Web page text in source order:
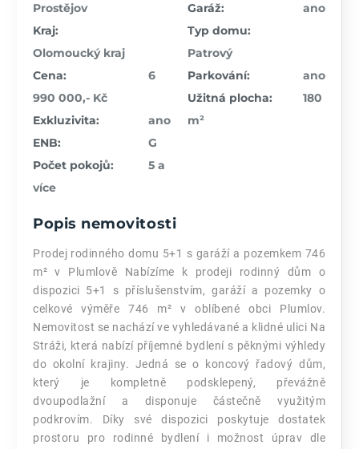
Prostějov
Kraj:
Olomoucký kraj
Cena:
6
990 000,- Kč
Exkluzivita:
ano
ENB:
G
Počet pokojů:
5 a
více
Garáž:
ano
Typ domu:
Patrový
Parkování:
ano
Užitná plocha:
180
m²
Popis nemovitosti
Prodej rodinného domu 5+1 s garáží a pozemkem 746
m² v Plumlově Nabízíme k prodeji rodinný dům o
dispozici 5+1 s příslušenstvím, garáží a pozemky o
celkové výměře 746 m² v oblíbené obci Plumlov.
Nemovitost se nachází ve vyhledávané a klidné ulici Na
Stráži, která nabízí příjemné bydlení s pěknými výhledy
do okolní krajiny. Jedná se o koncový řadový dům,
který je kompletně podsklepený, převážně
dvoupodlažní a disponuje částečně využitým
podkrovím. Díky své dispozici poskytuje dostatek
prostoru pro rodinné bydlení i možnost úprav dle